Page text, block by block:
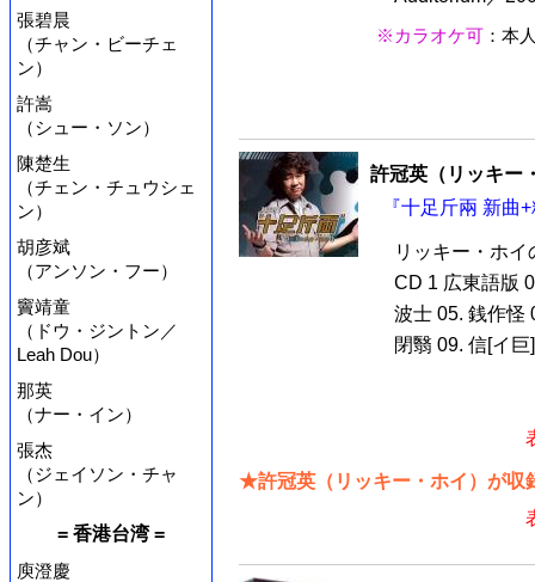
張碧晨
（チャン・ビーチェ
ン）
許嵩
（シュー・ソン）
陳楚生
（チェン・チュウシェ
ン）
胡彦斌
（アンソン・フー）
竇靖童
（ドウ・ジントン／
Leah Dou）
那英
（ナー・イン）
張杰
（ジェイソン・チャ
ン）
= 香港台湾 =
庾澄慶
※カラオケ可 ：本
許冠英（リッキー
『十足斤兩 新曲
リッキー・ホ
CD 1 広東語版
波士 05. 銭作怪
閉翳 09. 信[イ
★許冠英（リッキー・ホイ）が収